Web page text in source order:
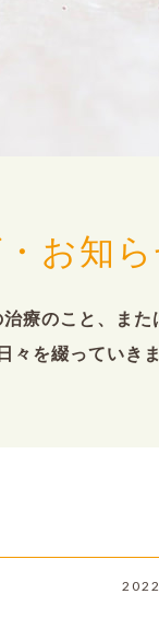
お知
療のこと、また
々を綴っていきま